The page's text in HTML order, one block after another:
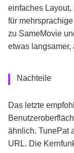
einfaches
für
zu SameMovie
etwas langsamer,
Nachteile
Das letzte
ähnlich. TunePat
URL. Die